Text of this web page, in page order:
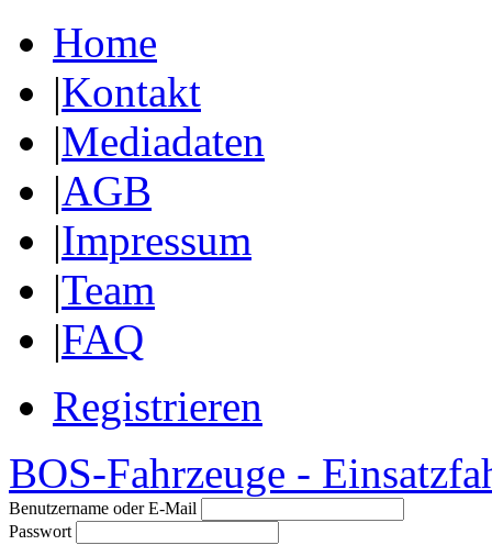
Home
|Kontakt
|Mediadaten
|AGB
|Impressum
|Team
|FAQ
Registrieren
BOS-Fahrzeuge -
Benutzername oder E-Mail
Passwort